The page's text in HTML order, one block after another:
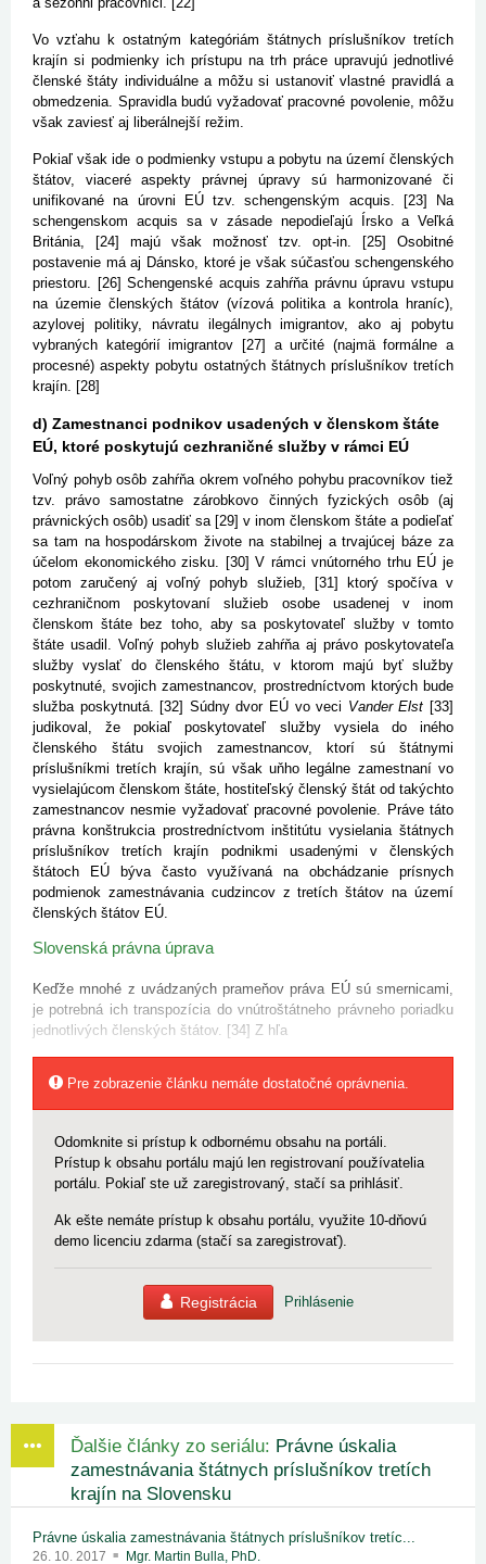
Vo vzťahu k ostatným kategóriám štátnych príslušníkov tretích
krajín si podmienky ich prístupu na trh práce upravujú jednotlivé
členské štáty individuálne a môžu si ustanoviť vlastné pravidlá a
obmedzenia. Spravidla budú vyžadovať pracovné povolenie, môžu
však zaviesť aj liberálnejší režim.
Pokiaľ však ide o podmienky vstupu a pobytu na území členských
štátov, viaceré aspekty právnej úpravy sú harmonizované či
unifikované na úrovni EÚ tzv. schengenským acquis. [23] Na
schengenskom acquis sa v zásade nepodieľajú Írsko a Veľká
Británia, [24] majú však možnosť tzv. opt-in. [25] Osobitné
postavenie má aj Dánsko, ktoré je však súčasťou schengenského
priestoru. [26] Schengenské acquis zahŕňa právnu úpravu vstupu
na územie členských štátov (vízová politika a kontrola hraníc),
azylovej politiky, návratu ilegálnych imigrantov, ako aj pobytu
vybraných kategórií imigrantov [27] a určité (najmä formálne a
procesné) aspekty pobytu ostatných štátnych príslušníkov tretích
krajín. [28]
d) Zamestnanci podnikov usadených v členskom štáte
EÚ, ktoré poskytujú cezhraničné služby v rámci EÚ
Voľný pohyb osôb zahŕňa okrem voľného pohybu pracovníkov tiež
tzv. právo samostatne zárobkovo činných fyzických osôb (aj
právnických osôb) usadiť sa [29] v inom členskom štáte a podieľať
sa tam na hospodárskom živote na stabilnej a trvajúcej báze za
účelom ekonomického zisku. [30] V rámci vnútorného trhu EÚ je
potom zaručený aj voľný pohyb služieb, [31] ktorý spočíva v
cezhraničnom poskytovaní služieb osobe usadenej v inom
členskom štáte bez toho, aby sa poskytovateľ služby v tomto
štáte usadil. Voľný pohyb služieb zahŕňa aj právo poskytovateľa
služby vyslať do členského štátu, v ktorom majú byť služby
poskytnuté, svojich zamestnancov, prostredníctvom ktorých bude
služba poskytnutá. [32] Súdny dvor EÚ vo veci Vander Elst [33]
judikoval, že pokiaľ poskytovateľ služby vysiela do iného
členského štátu svojich zamestnancov, ktorí sú štátnymi
príslušníkmi tretích krajín, sú však uňho legálne zamestnaní vo
vysielajúcom členskom štáte, hostiteľský členský štát od takýchto
zamestnancov nesmie vyžadovať pracovné povolenie. Práve táto
právna konštrukcia prostredníctvom inštitútu vysielania štátnych
príslušníkov tretích krajín podnikmi usadenými v členských
štátoch EÚ býva často využívaná na obchádzanie prísnych
podmienok zamestnávania cudzincov z tretích štátov na území
členských štátov EÚ.
Slovenská právna úprava
Keďže mnohé z uvádzaných prameňov práva EÚ sú smernicami,
je potrebná ich transpozícia do vnútroštátneho právneho poriadku
jednotlivých členských štátov. [34] Z hľa
Pre zobrazenie článku nemáte dostatočné oprávnenia.
Odomknite si prístup k odbornému obsahu na portáli.
Prístup k obsahu portálu majú len registrovaní používatelia
portálu. Pokiaľ ste už zaregistrovaný, stačí sa prihlásiť.
Ak ešte nemáte prístup k obsahu portálu, využite 10-dňovú
demo licenciu zdarma (stačí sa zaregistrovať).
Registrácia Prihlásenie
Ďalšie články zo seriálu: Právne úskalia
zamestnávania štátnych príslušníkov tretích
krajín na Slovensku
Právne úskalia zamestnávania štátnych príslušníkov tretíc...
26. 10. 2017 Mgr. Martin Bulla, PhD.